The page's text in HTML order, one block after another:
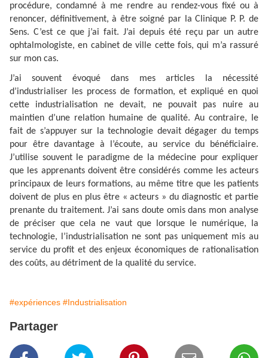
procédure, condamné à me rendre au rendez-vous fixé ou à
renoncer, définitivement, à être soigné par la Clinique P. P. de
Sens. C’est ce que j’ai fait. J’ai depuis été reçu par un autre
ophtalmologiste, en cabinet de ville cette fois, qui m’a rassuré
sur mon cas.
J’ai souvent évoqué dans mes articles la nécessité
d’industrialiser les process de formation, et expliqué en quoi
cette industrialisation ne devait, ne pouvait pas nuire au
maintien d’une relation humaine de qualité. Au contraire, le
fait de s’appuyer sur la technologie devait dégager du temps
pour être davantage à l’écoute, au service du bénéficiaire.
J’utilise souvent le paradigme de la médecine pour expliquer
que les apprenants doivent être considérés comme les acteurs
principaux de leurs formations, au même titre que les patients
doivent de plus en plus être « acteurs » du diagnostic et partie
prenante du traitement. J’ai sans doute omis dans mon analyse
de préciser que cela ne vaut que lorsque le numérique, la
technologie, l’industrialisation ne sont pas uniquement mis au
service du profit et des enjeux économiques de rationalisation
des coûts, au détriment de la qualité du service.
#expériences #Industrialisation
Partager